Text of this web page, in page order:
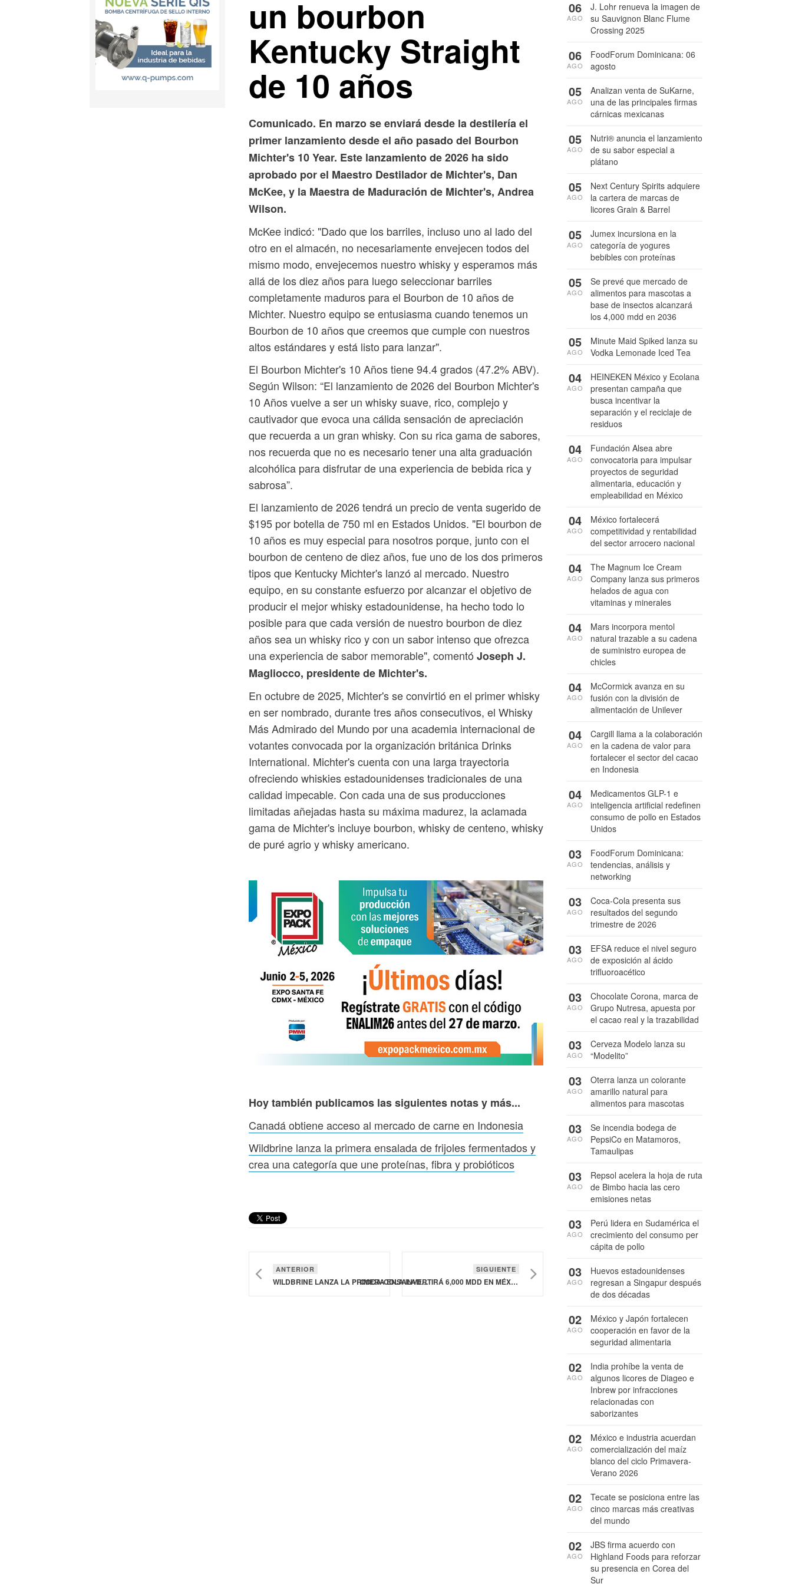
un bourbon
Kentucky Straight
de 10 años
Comunicado. En marzo se enviará desde la destilería el
primer lanzamiento desde el año pasado del Bourbon
Michter's 10 Year. Este lanzamiento de 2026 ha sido
aprobado por el Maestro Destilador de Michter's, Dan
McKee, y la Maestra de Maduración de Michter's, Andrea
Wilson.
McKee indicó: "Dado que los barriles, incluso uno al lado del
otro en el almacén, no necesariamente envejecen todos del
mismo modo, envejecemos nuestro whisky y esperamos más
allá de los diez años para luego seleccionar barriles
completamente maduros para el Bourbon de 10 años de
Michter. Nuestro equipo se entusiasma cuando tenemos un
Bourbon de 10 años que creemos que cumple con nuestros
altos estándares y está listo para lanzar".
El Bourbon Michter's 10 Años tiene 94.4 grados (47.2% ABV).
Según Wilson: “El lanzamiento de 2026 del Bourbon Michter's
10 Años vuelve a ser un whisky suave, rico, complejo y
cautivador que evoca una cálida sensación de apreciación
que recuerda a un gran whisky. Con su rica gama de sabores,
nos recuerda que no es necesario tener una alta graduación
alcohólica para disfrutar de una experiencia de bebida rica y
sabrosa”.
El lanzamiento de 2026 tendrá un precio de venta sugerido de
$195 por botella de 750 ml en Estados Unidos. "El bourbon de
10 años es muy especial para nosotros porque, junto con el
bourbon de centeno de diez años, fue uno de los dos primeros
tipos que Kentucky Michter's lanzó al mercado. Nuestro
equipo, en su constante esfuerzo por alcanzar el objetivo de
producir el mejor whisky estadounidense, ha hecho todo lo
posible para que cada versión de nuestro bourbon de diez
años sea un whisky rico y con un sabor intenso que ofrezca
una experiencia de sabor memorable", comentó Joseph J.
Magliocco, presidente de Michter's.
En octubre de 2025, Michter's se convirtió en el primer whisky
en ser nombrado, durante tres años consecutivos, el Whisky
Más Admirado del Mundo por una academia internacional de
votantes convocada por la organización británica Drinks
International. Michter's cuenta con una larga trayectoria
ofreciendo whiskies estadounidenses tradicionales de una
calidad impecable. Con cada una de sus producciones
limitadas añejadas hasta su máxima madurez, la aclamada
gama de Michter's incluye bourbon, whisky de centeno, whisky
de puré agrio y whisky americano.
Hoy también publicamos las siguientes notas y más...
Canadá obtiene acceso al mercado de carne en Indonesia
Wildbrine lanza la primera ensalada de frijoles fermentados y
crea una categoría que une proteínas, fibra y probióticos
ANTERIOR
WILDBRINE LANZA LA PRIMERA ENSALADA DE FRIJOLES FERMENTADOS Y CREA UNA CATEGORÍA QUE UNE PROTEÍNAS, FIBRA Y PROBIÓTICOS
SIGUIENTE
COCA-COLA INVERTIRÁ 6,000 MDD EN MÉXICO
J. Lohr renueva la imagen de
su Sauvignon Blanc Flume
Crossing 2025
06
AGO
FoodForum Dominicana: 06
agosto
06
AGO
Analizan venta de SuKarne,
una de las principales firmas
cárnicas mexicanas
05
AGO
Nutri® anuncia el lanzamiento
de su sabor especial a
plátano
05
AGO
Next Century Spirits adquiere
la cartera de marcas de
licores Grain & Barrel
05
AGO
Jumex incursiona en la
categoría de yogures
bebibles con proteínas
05
AGO
Se prevé que mercado de
alimentos para mascotas a
base de insectos alcanzará
los 4,000 mdd en 2036
05
AGO
Minute Maid Spiked lanza su
Vodka Lemonade Iced Tea
05
AGO
HEINEKEN México y Ecolana
presentan campaña que
busca incentivar la
separación y el reciclaje de
residuos
04
AGO
Fundación Alsea abre
convocatoria para impulsar
proyectos de seguridad
alimentaria, educación y
empleabilidad en México
04
AGO
México fortalecerá
competitividad y rentabilidad
del sector arrocero nacional
04
AGO
The Magnum Ice Cream
Company lanza sus primeros
helados de agua con
vitaminas y minerales
04
AGO
Mars incorpora mentol
natural trazable a su cadena
de suministro europea de
chicles
04
AGO
McCormick avanza en su
fusión con la división de
alimentación de Unilever
04
AGO
Cargill llama a la colaboración
en la cadena de valor para
fortalecer el sector del cacao
en Indonesia
04
AGO
Medicamentos GLP-1 e
inteligencia artificial redefinen
consumo de pollo en Estados
Unidos
04
AGO
FoodForum Dominicana:
tendencias, análisis y
networking
03
AGO
Coca-Cola presenta sus
resultados del segundo
trimestre de 2026
03
AGO
EFSA reduce el nivel seguro
de exposición al ácido
trifluoroacético
03
AGO
Chocolate Corona, marca de
Grupo Nutresa, apuesta por
el cacao real y la trazabilidad
03
AGO
Cerveza Modelo lanza su
“Modelito”
03
AGO
Oterra lanza un colorante
amarillo natural para
alimentos para mascotas
03
AGO
Se incendia bodega de
PepsiCo en Matamoros,
Tamaulipas
03
AGO
Repsol acelera la hoja de ruta
de Bimbo hacia las cero
emisiones netas
03
AGO
Perú lidera en Sudamérica el
crecimiento del consumo per
cápita de pollo
03
AGO
Huevos estadounidenses
regresan a Singapur después
de dos décadas
03
AGO
México y Japón fortalecen
cooperación en favor de la
seguridad alimentaria
02
AGO
India prohíbe la venta de
algunos licores de Diageo e
Inbrew por infracciones
relacionadas con
saborizantes
02
AGO
México e industria acuerdan
comercialización del maíz
blanco del ciclo Primavera-
Verano 2026
02
AGO
Tecate se posiciona entre las
cinco marcas más creativas
del mundo
02
AGO
JBS firma acuerdo con
Highland Foods para reforzar
su presencia en Corea del
Sur
02
AGO